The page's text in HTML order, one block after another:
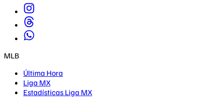
MLB
Última Hora
Liga MX
Estadísticas Liga MX